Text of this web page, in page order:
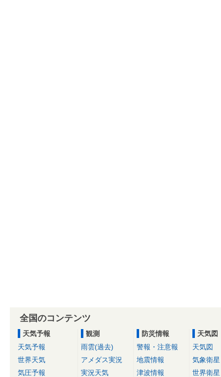
全国のコンテンツ
天気予報
天気予報
世界天気
気圧予報
観測
雨雲(過去)
アメダス実況
実況天気
防災情報
警報・注意報
地震情報
津波情報
天気図
天気図
気象衛星
世界衛星